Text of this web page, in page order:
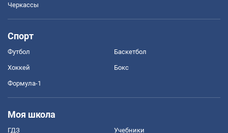
Черкассы
Спорт
Футбол Баскетбол
Хоккей Бокс
Формула-1
Моя школа
ГДЗ Учебники